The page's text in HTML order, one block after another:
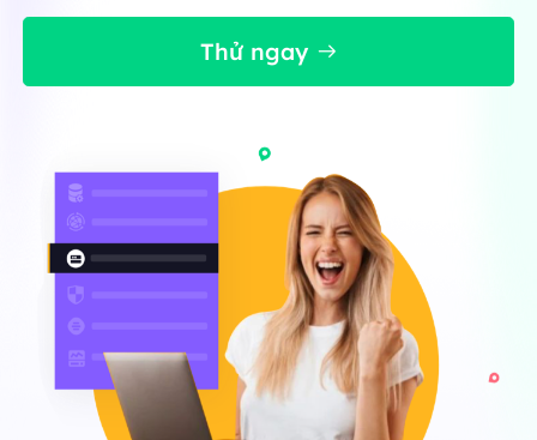
Thử ngay